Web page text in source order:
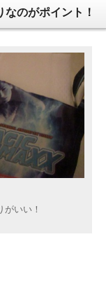
のがポイント！
がいい！